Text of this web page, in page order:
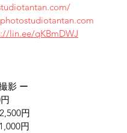
lin.ee/qKBmDWJ
影 ー
円
円